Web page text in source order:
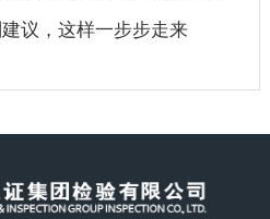
议，这样一步步走来